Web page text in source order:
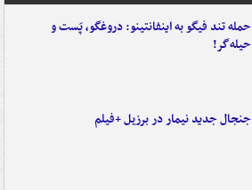
حمله تند فیگو به اینفانتینو: دروغگو، پَست‌ و
حیله‌گر!
جنجال جدید نیمار در برزیل +فیلم